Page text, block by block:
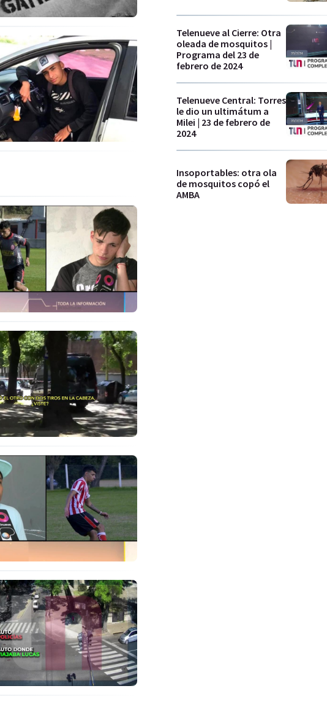
Telenueve al Cierre: Otra
oleada de mosquitos |
Programa del 23 de
febrero de 2024
Telenueve Central: Torres
le dio un ultimátum a
Milei | 23 de febrero de
2024
Insoportables: otra ola
de mosquitos copó el
AMBA